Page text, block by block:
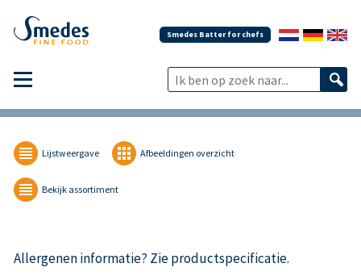
Smedes Batter for chefs
Lijstweergave Afbeeldingen overzicht
Bekijk assortiment
Allergenen informatie? Zie productspecificatie.